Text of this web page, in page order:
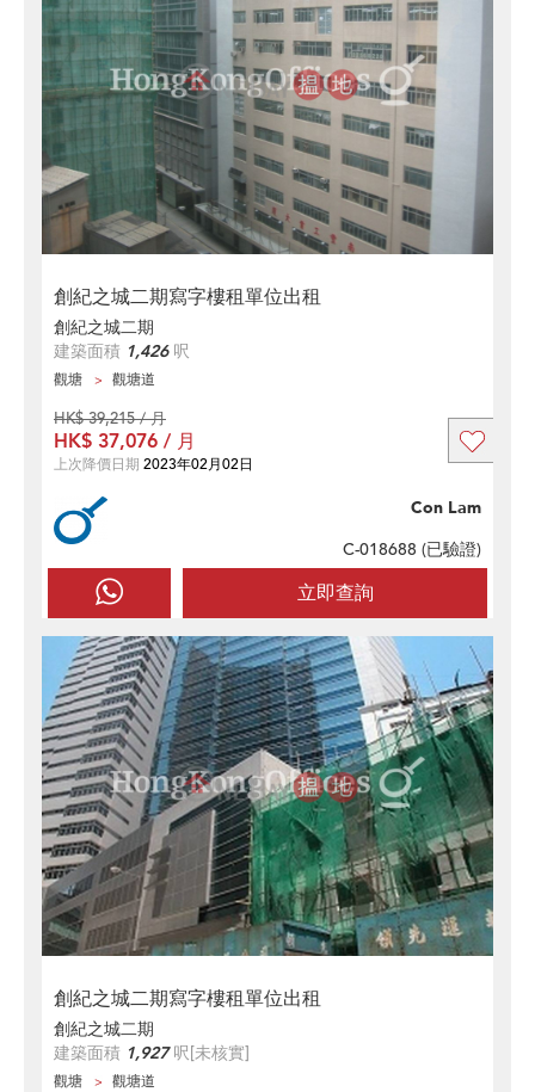
創紀之城二期寫字樓租單位出租
創紀之城二期
建築面積 1,426呎
觀塘 觀塘道
立即查詢
Con Lam
C-018688 (已驗證)
HK$ 39,215 / 月
HK$ 37,076 / 月
上次降價日期 2023年02月02日
創紀之城二期寫字樓租單位出租
創紀之城二期
建築面積 1,927呎[未核實]
觀塘 觀塘道